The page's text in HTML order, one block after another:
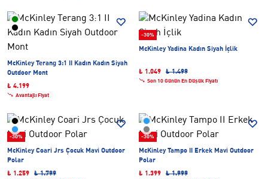
McKinley Terang 3:1 II Kadın Kadın Siyah
Outdoor Mont
₺ 4.199
Avantajlı Fiyat
-30%
McKinley Yadina Kadın Siyah İçlik
₺ 1.049 ₺ 1.499
Son 10 Günün En Düşük Fiyatı
-30%
McKinley Coari Jrs Çocuk Mavi Outdoor
Polar
₺ 1.259
₺ 1.799
-30%
McKinley Tampo II Erkek Mavi Outdoor
Polar
₺ 1.399
₺ 1.999